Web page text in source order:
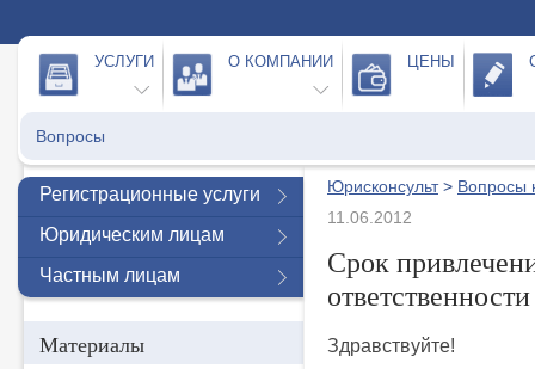
УСЛУГИ О КОМПАНИИ ЦЕНЫ
Вопросы
Юрисконсульт> Вопросы
11.06.2012
Срок
ответственности
Здравствуйте!
Регистрационные услуги
Юридическим лицам
Частным лицам
Материалы